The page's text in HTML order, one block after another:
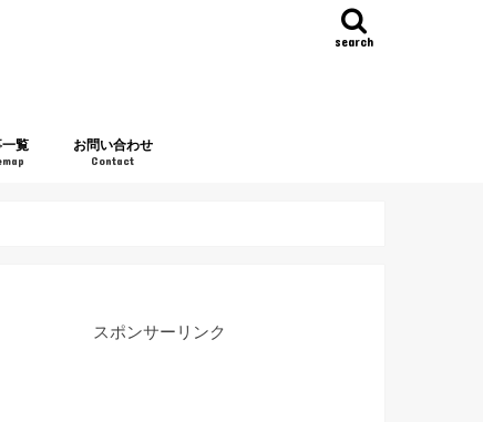
search
覧 お問い合わせ
Contact
スポンサーリンク